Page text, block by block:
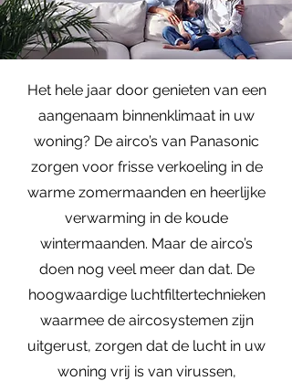
Het hele jaar door genieten van een
aangenaam binnenklimaat in uw
woning? De airco’s van Panasonic
zorgen voor frisse verkoeling in de
warme zomermaanden en heerlijke
verwarming in de koude
wintermaanden. Maar de airco’s
doen nog veel meer dan dat. De
hoogwaardige luchtfiltertechnieken
waarmee de aircosystemen zijn
uitgerust, zorgen dat de lucht in uw
woning vrij is van virussen,